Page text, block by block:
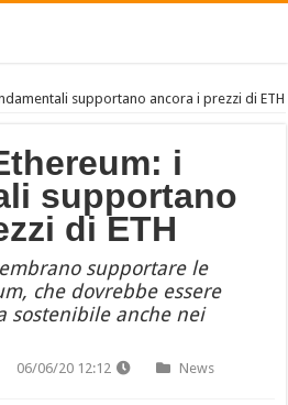
supportano ancora i prezzi di ETH
i
supportano
di ETH
supportare le
che dovrebbe essere
sostenibile anche nei
06/06/20 12:12
News